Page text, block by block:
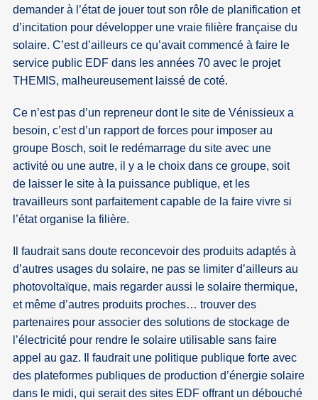
demander à l’état de jouer tout son rôle de planification et
d’incitation pour développer une vraie filière française du
solaire. C’est d’ailleurs ce qu’avait commencé à faire le
service public EDF dans les années 70 avec le projet
THEMIS, malheureusement laissé de coté.
Ce n’est pas d’un repreneur dont le site de Vénissieux a
besoin, c’est d’un rapport de forces pour imposer au
groupe Bosch, soit le redémarrage du site avec une
activité ou une autre, il y a le choix dans ce groupe, soit
de laisser le site à la puissance publique, et les
travailleurs sont parfaitement capable de la faire vivre si
l’état organise la filière.
Il faudrait sans doute reconcevoir des produits adaptés à
d’autres usages du solaire, ne pas se limiter d’ailleurs au
photovoltaïque, mais regarder aussi le solaire thermique,
et même d’autres produits proches… trouver des
partenaires pour associer des solutions de stockage de
l’électricité pour rendre le solaire utilisable sans faire
appel au gaz. Il faudrait une politique publique forte avec
des plateformes publiques de production d’énergie solaire
dans le midi, qui serait des sites EDF offrant un débouché